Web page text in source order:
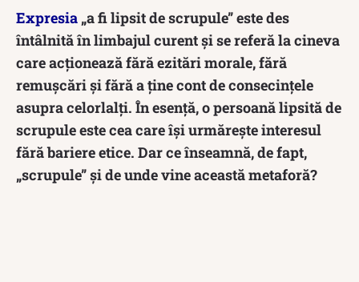
Expresia „a fi lipsit de scrupule” este des
întâlnită în limbajul curent și se referă la cineva
care acționează fără ezitări morale, fără
remușcări și fără a ține cont de consecințele
asupra celorlalți. În esență, o persoană lipsită de
scrupule este cea care își urmărește interesul
fără bariere etice. Dar ce înseamnă, de fapt,
„scrupule” și de unde vine această metaforă?